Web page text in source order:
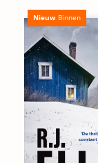
Nieuw Binnen